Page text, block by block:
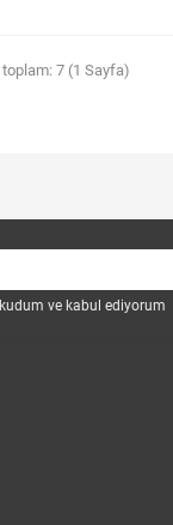
7 (1 Sayfa)
ve kabul ediyorum